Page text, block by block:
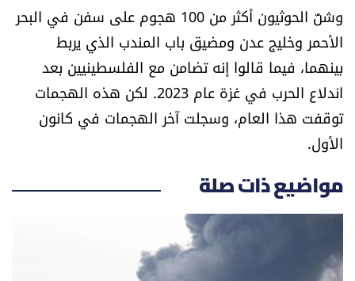
Digital solutions by
وشنّ الحوثيون أكثر من 100 هجوم على سفن في البحر
الأحمر وخليج عدن ومضيق باب المندب الذي يربط
بينهما، فيما قالوا إنه تضامن مع الفلسطينيين بعد
اندلاع الحرب في غزة عام 2023. لكن هذه الهجمات
توقفت هذا العام، وسجلت آخر الهجمات في كانون
الأول.
مواضيع ذات صلة